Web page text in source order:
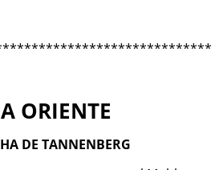
ORIENTE
DE TANNENBERG